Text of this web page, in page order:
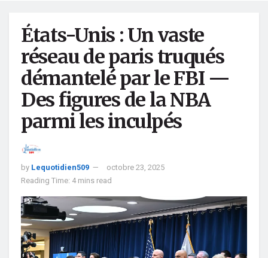
États-Unis : Un vaste
réseau de paris truqués
démantelé par le FBI —
Des figures de la NBA
parmi les inculpés
by Lequotidien509
octobre 23, 2025
Reading Time: 4 mins read